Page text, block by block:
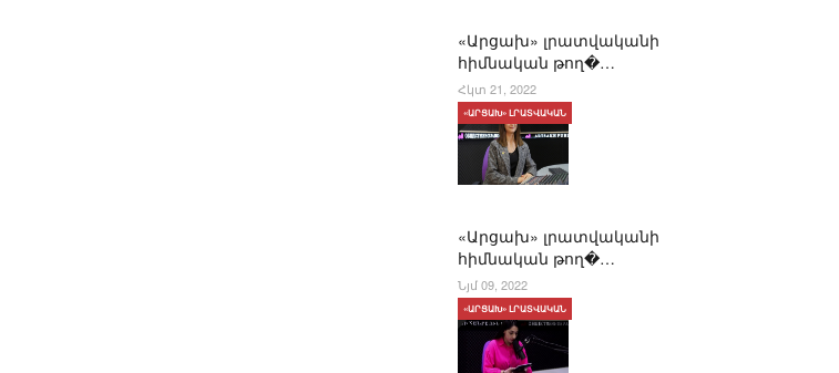
«Արցախ» լրատվականի
հիմնական թող�…
Հկտ 21, 2022
«Արցախ» լրատվականի
հիմնական թող�…
«ԱՐՑԱԽ» ԼՐԱՏՎԱԿԱՆ
Նյմ 09, 2022
«ԱՐՑԱԽ» ԼՐԱՏՎԱԿԱՆ